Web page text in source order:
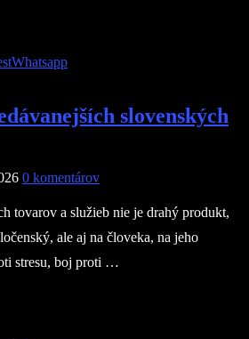
Whatsapp
slovenských
0 komentárov
tovarov a služieb nie je drahý produkt,
ale aj na človeka, na jeho
stresu, boj proti …